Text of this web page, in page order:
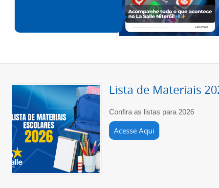
Lista de Materiais
Confira as listas para 2026
Acesse Aqui